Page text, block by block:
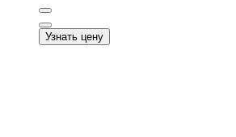
Узнать цену